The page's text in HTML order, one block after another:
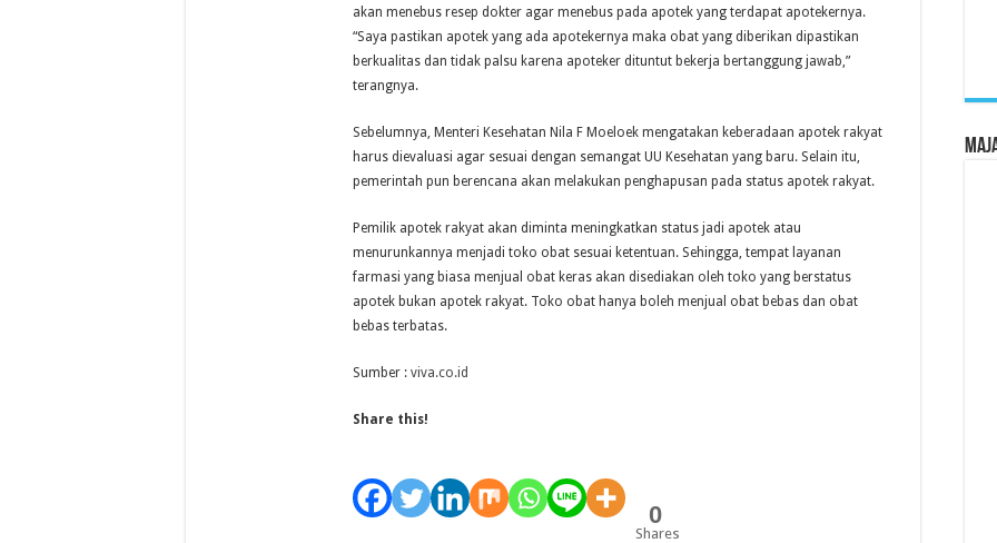
akan menebus resep dokter agar menebus pada apotek yang terdapat apotekernya.
“Saya pastikan apotek yang ada apotekernya maka obat yang diberikan dipastikan
berkualitas dan tidak palsu karena apoteker dituntut bekerja bertanggung jawab,”
terangnya.
Sebelumnya, Menteri Kesehatan Nila F Moeloek mengatakan keberadaan apotek rakyat
harus dievaluasi agar sesuai dengan semangat UU Kesehatan yang baru. Selain itu,
pemerintah pun berencana akan melakukan penghapusan pada status apotek rakyat.
Pemilik apotek rakyat akan diminta meningkatkan status jadi apotek atau
menurunkannya menjadi toko obat sesuai ketentuan. Sehingga, tempat layanan
farmasi yang biasa menjual obat keras akan disediakan oleh toko yang berstatus
apotek bukan apotek rakyat. Toko obat hanya boleh menjual obat bebas dan obat
bebas terbatas.
Sumber : viva.co.id
Share this!
0
Shares